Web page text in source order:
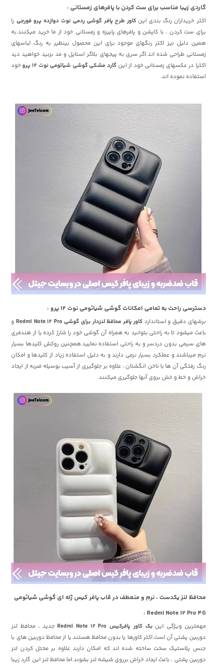
گاردی زیبا مناسب برای ست کردن با پافرهای زمستانی :
اکثر خریداران رنگ بندی اینکاور طرح پافر گوشی ردمی نوت دوازده پرو فورجی را
برای ست کردن ، با کاپشن و پافرهای پاییزه و زمستانی خود از ما خرید میکنند.به
همین دلیل نیز اکثر رنگهای موجود برای این محصول بینظیر به رنگ لباسهای
زمستانی طراحی شده اند.اگر سری به پیجهای بلاگر استایل و مد بزنید خواهید دید
اکثرا در عکسهای زمستانی خود از این گارد مشکی گوشی شیائومی نوت 12 پرو
خود
استفاده نموده اند.
دسترسی راحت به تمامی امکانات گوشی شیائومی نوت 12 پرو :
برشهای دقیق و استاندارد کاور پافر محافظ لنزدار برای گوشی Redmi Note 12 Pro
و
باعث میشود تا به راحتی بتوانید به همراه آن گوشی خود را شارژ کرده یا از هندفری
های سیمی بدون دردسر و به راحتی استفاده نمایید.همچنین روکش کلیدها بسیار
نرم میباشند و عملکرد بسیار نرمی دارند و به دلیل استفاده زیاد از کلیدها و امکان
رنگ رفتگی آن ها با ناخن انگشتان ، علاوه بر جلوگیری از آسیب بوسیله ضربه از ایجاد
خراش و خط و خش بروی آنها جلوگیری میکنند.
محافظ لنز یکدست ، نرم و منعطف در قاب پافر کیس ژله ای گوشی شیائومی
Redmi Note 12 Pro 4G :
مهمترین ویژگی اینبک کاور پافرکیس Redmi Note 12 Pro
جدید ، محافظ لنز
دوربین پشتی آن است.اکثر کاورها یا بدون محافظ هستند یا از محافظ دوربین های با
جنس پلاستیک سخت ساخته شده اند که امکان دارند علاوه بر مختل کردن لنز
دوربین پشتی ، باعث ایجاد خراش برروی شیشه لنز بشوند.اما محافظ لنز این گارد زیبا